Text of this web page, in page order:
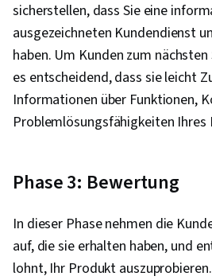
sicherstellen, dass Sie eine
ausgezeichneten Kundendienst
haben. Um Kunden zum
es entscheidend, dass sie leicht
Informationen über Funktionen,
Problemlösungsfähigkeiten Ihres
Phase 3: Bewertung
In dieser Phase nehmen die
auf, die sie erhalten haben, und
lohnt, Ihr Produkt